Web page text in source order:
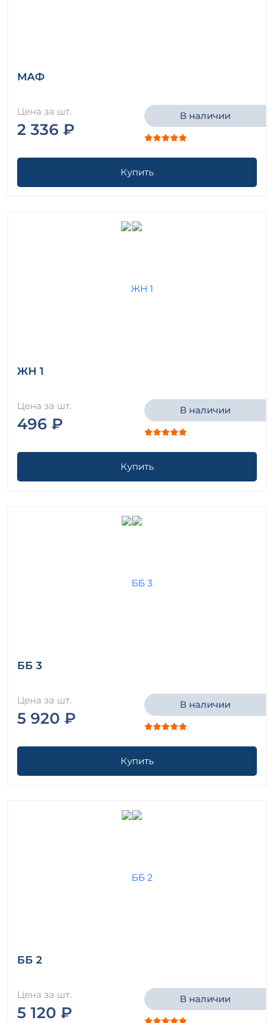
МАФ
Цена за шт.
2 336 ₽
В наличии
Купить
ЖН 1
Цена за шт.
496 ₽
В наличии
Купить
ББ 3
Цена за шт.
5 920 ₽
В наличии
Купить
ББ 2
Цена за шт.
5 120 ₽
В наличии